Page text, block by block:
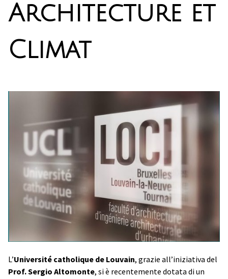
Architecture et
Climat
L’Université catholique de Louvain, grazie all’iniziativa del
Prof. Sergio Altomonte, si è recentemente dotata di un